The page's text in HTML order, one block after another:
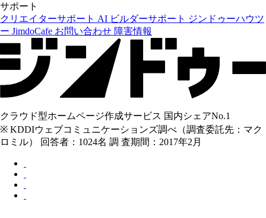
サポート
クリエイターサポート AI ビルダーサポート ジンドゥーハウツ
ー JimdoCafe お問い合わせ 障害情報
クラウド型ホームページ作成サービス 国内シェアNo.1
※ KDDIウェブコミュニケーションズ調べ（調査委託先：マク
ロミル） 回答者：1024名 調 査期間：2017年2月